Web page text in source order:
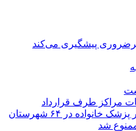
پیشگیری می‌کند
مراکز طرف قرارداد
شد